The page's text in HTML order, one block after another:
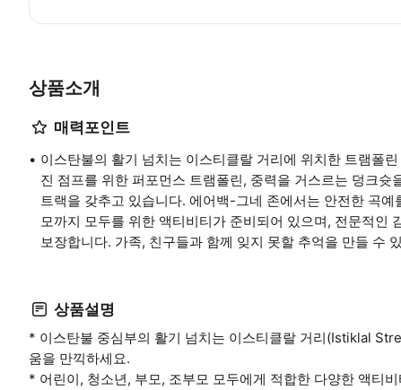
상품소개
매력포인트
이스탄불의 활기 넘치는 이스티클랄 거리에 위치한 트램폴
진 점프를 위한 퍼포먼스 트램폴린, 중력을 거스르는 덩크
트랙을 갖추고 있습니다. 에어백-그네 존에서는 안전한 곡
모까지 모두를 위한 액티비티가 준비되어 있으며, 전문적인
보장합니다. 가족, 친구들과 함께 잊지 못할 추억을 만들 수
상품설명
* 이스탄불 중심부의 활기 넘치는 이스티클랄 거리(Istiklal
움을 만끽하세요.
* 어린이, 청소년, 부모, 조부모 모두에게 적합한 다양한 액티